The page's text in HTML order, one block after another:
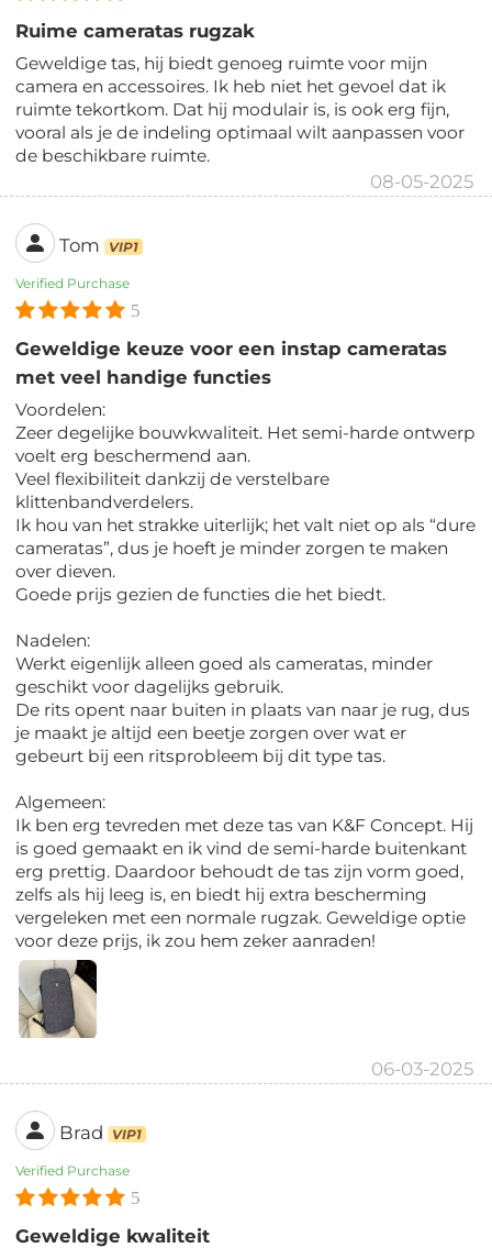
Ruime cameratas rugzak
Geweldige tas, hij biedt genoeg ruimte voor mijn
camera en accessoires. Ik heb niet het gevoel dat ik
ruimte tekortkom. Dat hij modulair is, is ook erg fijn,
vooral als je de indeling optimaal wilt aanpassen voor
de beschikbare ruimte.
08-05-2025
Tom VIP1
Verified Purchase
5
Geweldige keuze voor een instap cameratas
met veel handige functies
Voordelen:
Zeer degelijke bouwkwaliteit. Het semi-harde ontwerp
voelt erg beschermend aan.
Veel flexibiliteit dankzij de verstelbare
klittenbandverdelers.
Ik hou van het strakke uiterlijk; het valt niet op als “dure
cameratas”, dus je hoeft je minder zorgen te maken
over dieven.
Goede prijs gezien de functies die het biedt.
Nadelen:
Werkt eigenlijk alleen goed als cameratas, minder
geschikt voor dagelijks gebruik.
De rits opent naar buiten in plaats van naar je rug, dus
je maakt je altijd een beetje zorgen over wat er
gebeurt bij een ritsprobleem bij dit type tas.
Algemeen:
Ik ben erg tevreden met deze tas van K&F Concept. Hij
is goed gemaakt en ik vind de semi-harde buitenkant
erg prettig. Daardoor behoudt de tas zijn vorm goed,
zelfs als hij leeg is, en biedt hij extra bescherming
vergeleken met een normale rugzak. Geweldige optie
voor deze prijs, ik zou hem zeker aanraden!
06-03-2025
Brad VIP1
Verified Purchase
5
Geweldige kwaliteit